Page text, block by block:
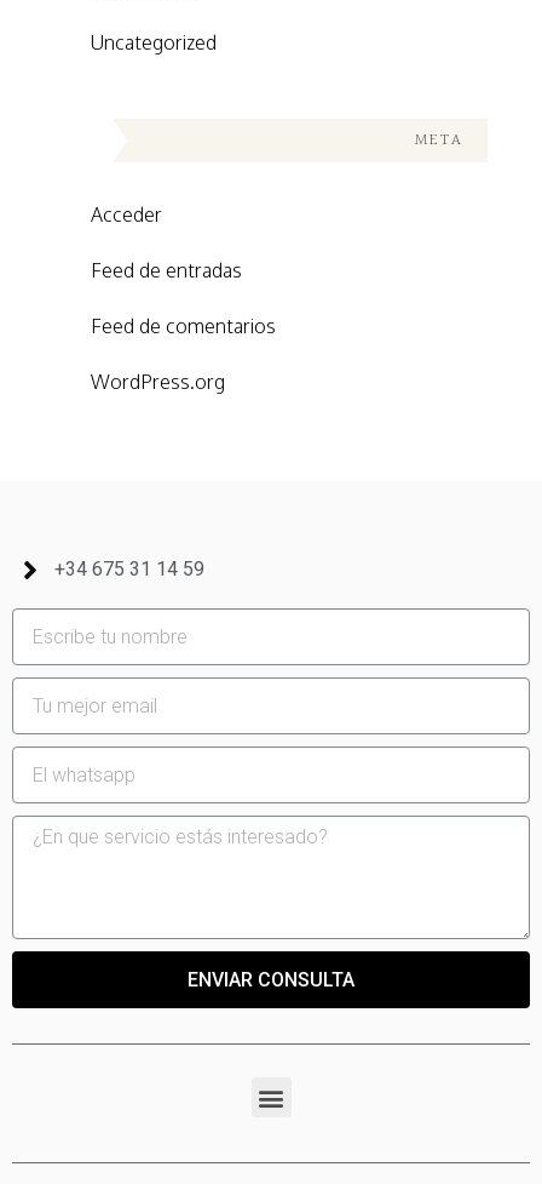
Uncategorized
META
Acceder
Feed de entradas
Feed de comentarios
WordPress.org
+34 675 31 14 59
ENVIAR CONSULTA